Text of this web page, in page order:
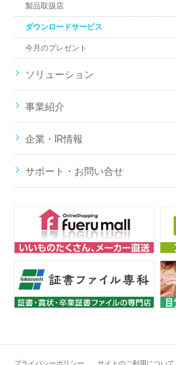
製品取扱店
ダウンロードサービス
今月のプレゼント
ソリューション
事業紹介
企業・IR情報
サポート・お問い合せ
プライバシーポリシー サイトのご利用について